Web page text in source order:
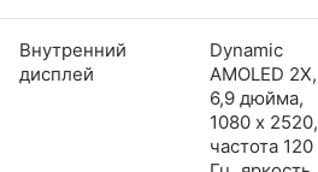
Внутренний
дисплей
Dynamic
AMOLED 2X,
6,9 дюйма,
1080 x 2520,
частота 120